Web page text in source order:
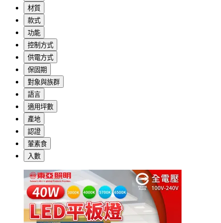
材質
款式
功能
控制方式
供電方式
保固期
對象與族群
語言
適用坪數
產地
認證
葷素食
入數